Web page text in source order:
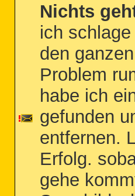
Nichts
ich
den
Problem
habe ich
gefunden
entfernen.
Erfolg.
gehe